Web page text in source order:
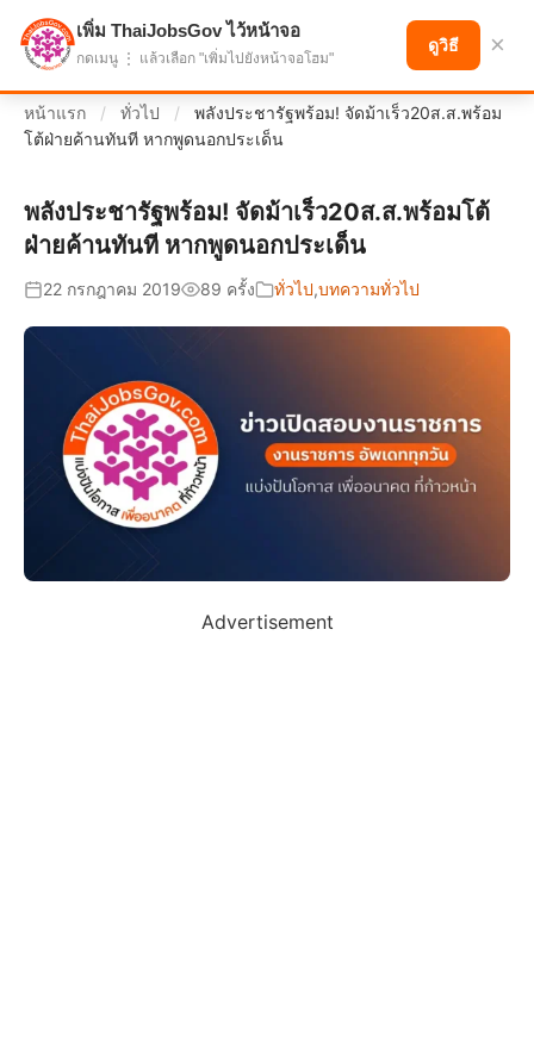
แบ่งปันโอกาส เพื่ออนาคตที่ก้าวหน้า
หน้าแรก / ทั่วไป /
พลังประชารัฐพร้อม! จัดม้าเร็ว20ส.ส.พร้อม
โต้ฝ่ายค้านทันที หากพูดนอกประเด็น
พลังประชารัฐพร้อม! จัดม้าเร็ว20ส.ส.พร้อมโต้
ฝ่ายค้านทันที หากพูดนอกประเด็น
22 กรกฎาคม 2019 89 ครั้ง ทั่วไป,บทความทั่วไป
Advertisement
เพิ่ม ThaiJobsGov ไว้หน้าจอ
กดเมนู ⋮ แล้วเลือก "เพิ่มไปยังหน้าจอโฮม"
ดูวิธี ×